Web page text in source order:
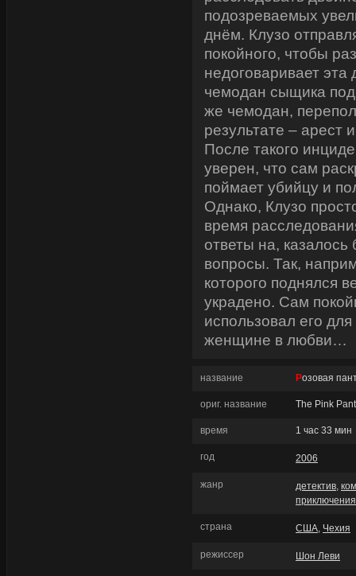
подозреваемых
днём. Клузо
покойного, чтобы
недоговаривает
чемодан сыщика
же чемодан,
результате – арест
После такого
уверен, что сам
поймает убийцу и
Однако, Клузо
время
ответы на,
вопросы. Так,
которого поднялся
украдено. Сам
использовал его
женщине в любви…
название Розовая
ориг. название The Pink
время 1 час 33 мин
год 2006
жанр детектив,
приключения
страна США, Чехия
режиссер Шон Леви